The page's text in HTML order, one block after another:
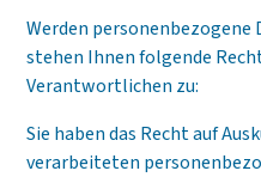
Werden
stehen Ihnen folgende
Verantwortlichen zu:
Sie haben das Recht auf
verarbeiteten